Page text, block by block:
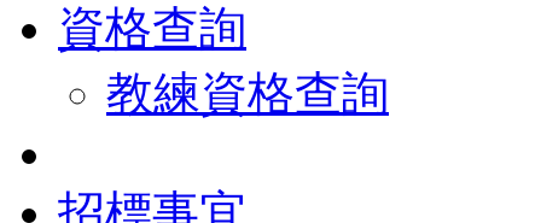
資格查詢
教練資格查詢
招標事宜